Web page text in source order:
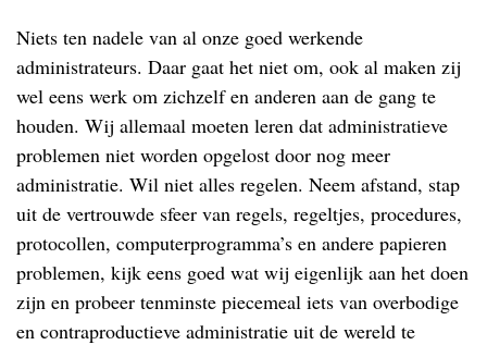
Niets ten nadele van al onze goed werkende
administrateurs. Daar gaat het niet om, ook al maken zij
wel eens werk om zichzelf en anderen aan de gang te
houden. Wij allemaal moeten leren dat administratieve
problemen niet worden opgelost door nog meer
administratie. Wil niet alles regelen. Neem afstand, stap
uit de vertrouwde sfeer van regels, regeltjes, procedures,
protocollen, computerprogramma’s en andere papieren
problemen, kijk eens goed wat wij eigenlijk aan het doen
zijn en probeer tenminste piecemeal iets van overbodige
en contraproductieve administratie uit de wereld te